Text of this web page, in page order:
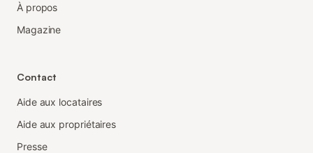
À propos
Magazine
Contact
Aide aux locataires
Aide aux propriétaires
Presse